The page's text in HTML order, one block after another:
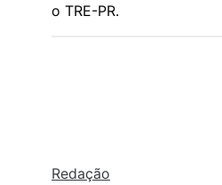
o TRE-PR.
Redação